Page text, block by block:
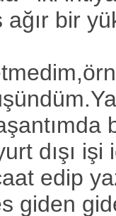
bir
dışı
edip
giden